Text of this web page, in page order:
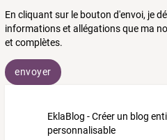
En cliquant sur le bouton d'envoi, je
informations et allégations que ma
et complètes.
envoyer
EklaBlog - Créer un blog
personnalisable